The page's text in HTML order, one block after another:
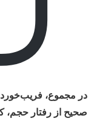
در مجموع،
صحیح از رفتار